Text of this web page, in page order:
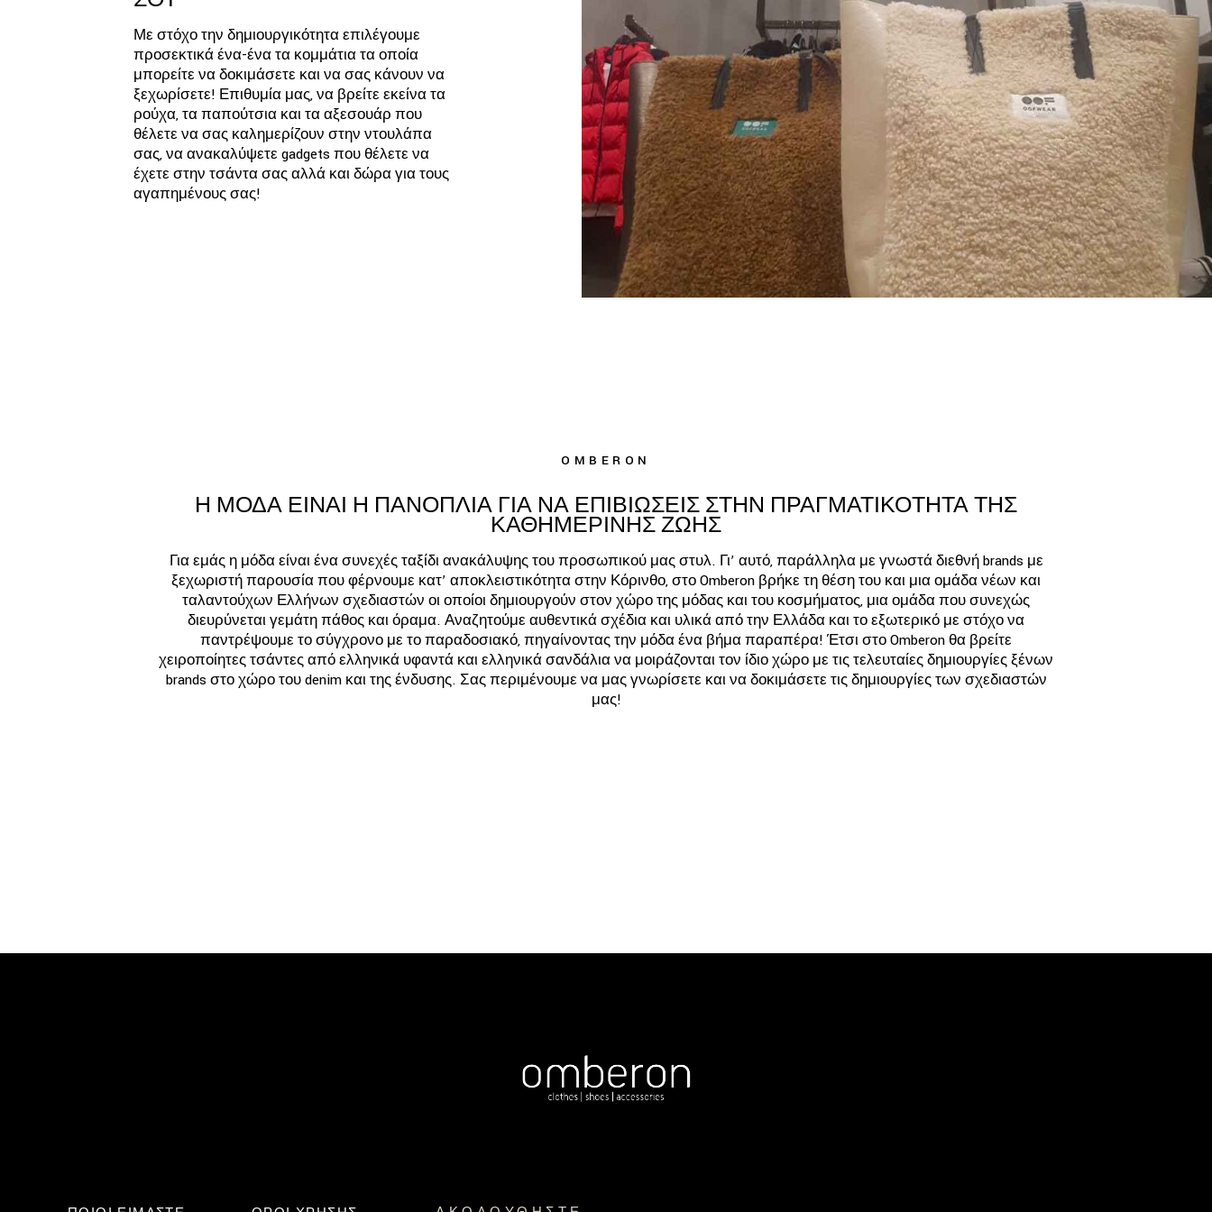
Με στόχο την δημιουργικότητα επιλέγουμε
προσεκτικά ένα-ένα τα κομμάτια τα οποία
μπορείτε να δοκιμάσετε και να σας κάνουν να
ξεχωρίσετε! Επιθυμία μας, να βρείτε εκείνα τα
ρούχα, τα παπούτσια και τα αξεσουάρ που
θέλετε να σας καλημερίζουν στην ντουλάπα
σας, να ανακαλύψετε gadgets που θέλετε να
έχετε στην τσάντα σας αλλά και δώρα για τους
αγαπημένους σας!
OMBERON
Η ΜΟΔΑ ΕΙΝΑΙ Η ΠΑΝΟΠΛΙΑ ΓΙΑ ΝΑ ΕΠΙΒΙΩΣΕΙΣ ΣΤΗΝ ΠΡΑΓΜΑΤΙΚΟΤΗΤΑ ΤΗΣ
ΚΑΘΗΜΕΡΙΝΗΣ ΖΩΗΣ
Για εμάς η μόδα είναι ένα συνεχές ταξίδι ανακάλυψης του προσωπικού μας στυλ. Γι’ αυτό, παράλληλα με γνωστά διεθνή brands με
ξεχωριστή παρουσία που φέρνουμε κατ’ αποκλειστικότητα στην Κόρινθο, στο Omberon βρήκε τη θέση του και μια ομάδα νέων και
ταλαντούχων Ελλήνων σχεδιαστών οι οποίοι δημιουργούν στον χώρο της μόδας και του κοσμήματος, μια ομάδα που συνεχώς
διευρύνεται γεμάτη πάθος και όραμα. Αναζητούμε αυθεντικά σχέδια και υλικά από την Ελλάδα και το εξωτερικό με στόχο να
παντρέψουμε το σύγχρονο με το παραδοσιακό, πηγαίνοντας την μόδα ένα βήμα παραπέρα! Έτσι στο Omberon θα βρείτε
χειροποίητες τσάντες από ελληνικά υφαντά και ελληνικά σανδάλια να μοιράζονται τον ίδιο χώρο με τις τελευταίες δημιουργίες ξένων
brands στο χώρο του denim και της ένδυσης. Σας περιμένουμε να μας γνωρίσετε και να δοκιμάσετε τις δημιουργίες των σχεδιαστών
μας!